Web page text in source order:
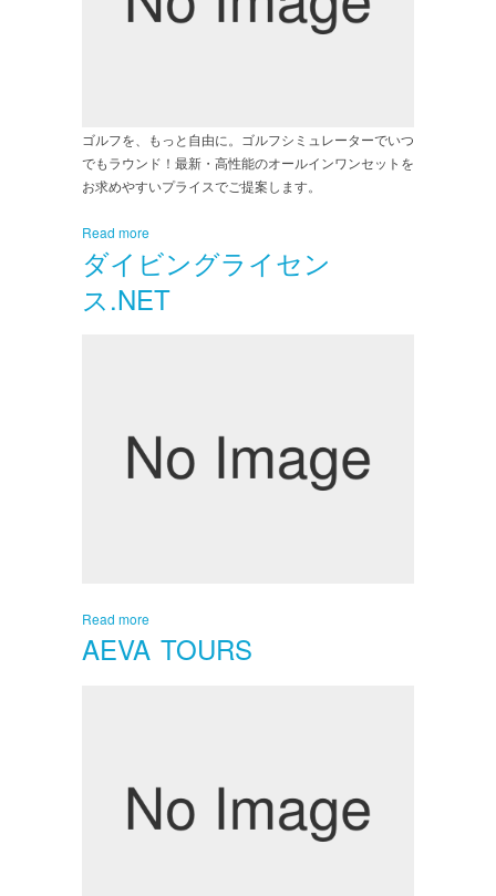
ゴルフを、もっと自由に。ゴルフシミュレーターでいつ
でもラウンド！最新・高性能のオールインワンセットを
お求めやすいプライスでご提案します。
Read more
ダイビングライセン
ス.NET
Read more
AEVA TOURS